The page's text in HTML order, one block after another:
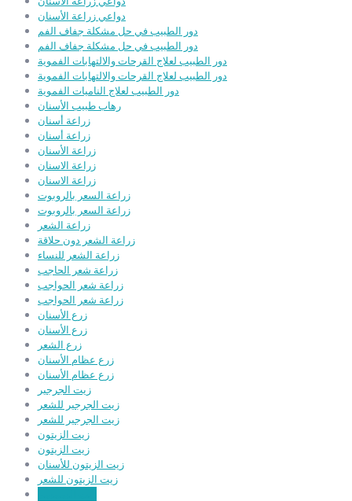
دواعي زراعة الأسنان
دور الطبيب في حل مشكلة جفاف الفم
دور الطبيب في حل مشكلة جفاف الفم
دور الطبيب لعلاج القرحات والالتهابات الفموية
دور الطبيب لعلاج القرحات والالتهابات الفموية
دور الطبيب لعلاج الناميات الفموية
رهاب طبيب الأسنان
زراعة أسنان
زراعة أسنان
زراعة الأسنان
زراعة الاسنان
زراعة الاسنان
زراعة السعر بالروبوت
زراعة السعر بالروبوت
زراعة الشعر
زراعة الشعر دون حلاقة
زراعة الشعر للنساء
زراعة شعر الحاجب
زراعة شعر الحواجب
زراعة شعر الحواجب
زرع الأسنان
زرع الأسنان
زرع الشعر
زرع عظام الأسنان
زرع عظام الأسنان
زيت الجرجير
زيت الجرجير للشعر
زيت الجرجير للشعر
زيت الزيتون
زيت الزيتون
زيت الزيتون للأسنان
زيت الزيتون للشعر